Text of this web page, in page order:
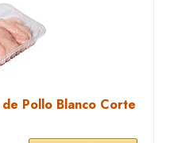
Pollo Blanco Corte